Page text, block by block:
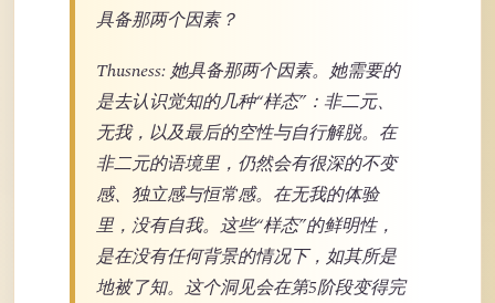
具备那两个因素？
Thusness: 她具备那两个因素。她需要的
是去认识觉知的几种“样态”：非二元、
无我，以及最后的空性与自行解脱。在
非二元的语境里，仍然会有很深的不变
感、独立感与恒常感。在无我的体验
里，没有自我。这些“样态”的鲜明性，
是在没有任何背景的情况下，如其所是
地被了知。这个洞见会在第5阶段变得完